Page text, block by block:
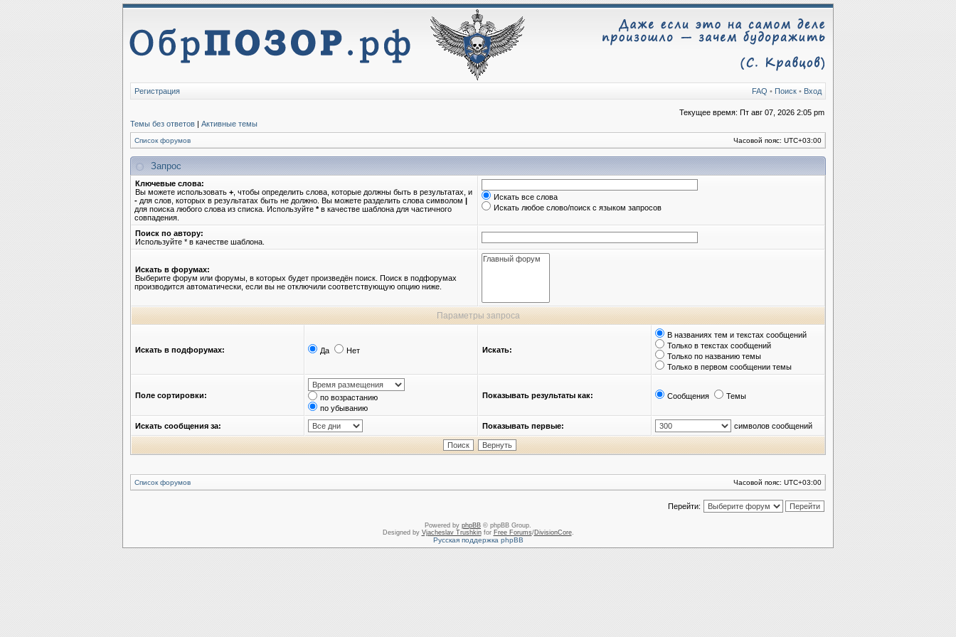
FAQ • Поиск • Вход
Регистрация
Текущее время: Пт авг 07, 2026 2:05 pm
Темы без ответов | Активные темы
Список форумов Часовой пояс: UTC+03:00
Запрос
Ключевые слова:
Вы можете использовать + , чтобы определить слова, которые должны быть в результатах, и
- для слов, которых в результатах быть не должно. Вы можете разделить слова символом |
для поиска любого слова из списка. Используйте *в качестве шаблона для частичного
совпадения.
Искать все слова
Искать любое слово/поиск с языком запросов
Поиск по автору:
Используйте * в качестве шаблона.
Искать в форумах:
Выберите форум или форумы, в которых будет произведён поиск. Поиск в подфорумах
производится автоматически, если вы не отключили соответствующую опцию ниже.
Параметры запроса
Искать в подфорумах: Да Нет Искать:
В названиях тем и текстах сообщений
Только в текстах сообщений
Только по названию темы
Только в первом сообщении темы
Поле сортировки:
по возрастанию
по убыванию
Показывать результаты как: Сообщения Темы
Искать сообщения за: Показывать первые: символов сообщений
Список форумов Часовой пояс: UTC+03:00
Перейти:
Powered by phpBB © phpBB Group.
Designed by Vjacheslav Trushkinfor Free Forums/DivisionCore.
Русская поддержка phpBB